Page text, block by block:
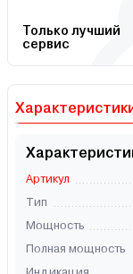
Только лучший
сервис
Артикул
Тип
Мощность
Полная мощность